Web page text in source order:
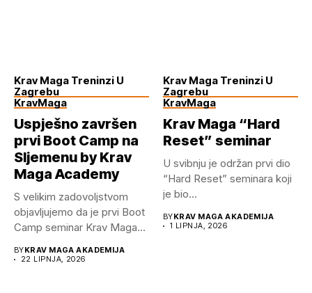
Krav Maga Treninzi U
Zagrebu
KravMaga
Uspješno završen
prvi Boot Camp na
Sljemenu by Krav
Maga Academy
S velikim zadovoljstvom
objavljujemo da je prvi Boot
Camp seminar Krav Maga...
BYKRAV MAGA AKADEMIJA
22 LIPNJA, 2026
Krav Maga Treninzi U
Zagrebu
KravMaga
Krav Maga “Hard
Reset” seminar
U svibnju je održan prvi dio
“Hard Reset” seminara koji
je bio...
BYKRAV MAGA AKADEMIJA
1 LIPNJA, 2026